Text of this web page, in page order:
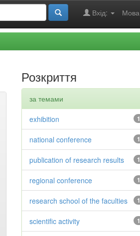
Мова
Вхід:
Розкриття
за темами
1
exhibition
1
national conference
1
publication of research results
1
regional conference
1
research school of the faculties
1
scientific activity